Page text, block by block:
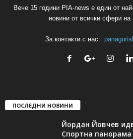
Вече 15 години PIA-news е един от
новини от всички сфери на
За контакти с нас::
ПОСЛЕДНИ НОВИНИ
Йордан Йовчев
Спортна панорама